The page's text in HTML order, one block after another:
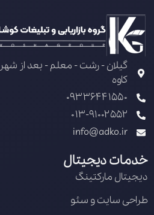
کاوه
09336441550
013-91002552
info@adko.ir
خدمات دیجیتال
دیجیتال مارکتینگ
طراحی سایت و سئو